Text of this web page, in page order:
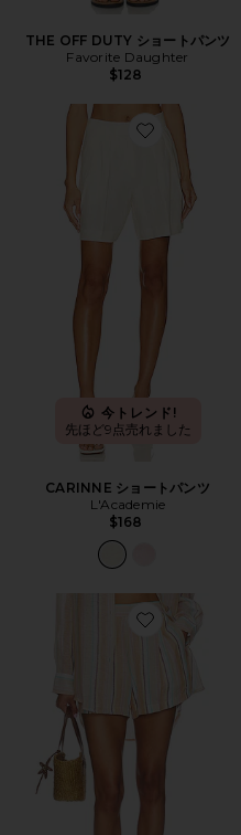
THE OFF DUTY ショートパンツ
Favorite Daughter
$128
Favorite
今トレンド!
先ほど9点売れました
CARINNE ショートパンツ
L'Academie
$168
Favorite